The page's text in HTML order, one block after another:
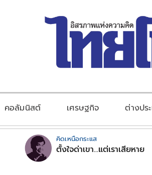
คอลัมนิสต์ เศรษฐกิจ ต่างปร
คิดเหนือกระแส
ตั้งใจด่าเขา...แต่เราเสียหาย